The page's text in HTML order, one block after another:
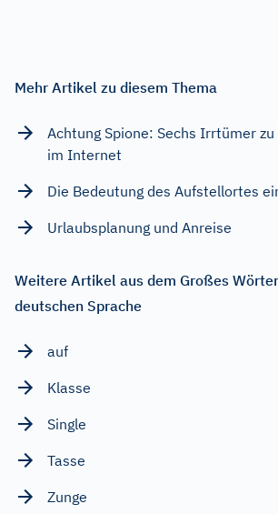
Mehr Artikel zu diesem Thema
Achtung Spione: Sechs Irrtümer
im Internet
Die Bedeutung des Aufstellortes
Urlaubsplanung und Anreise
Weitere Artikel aus dem Großes
deutschen Sprache
auf
Klasse
Single
Tasse
Zunge